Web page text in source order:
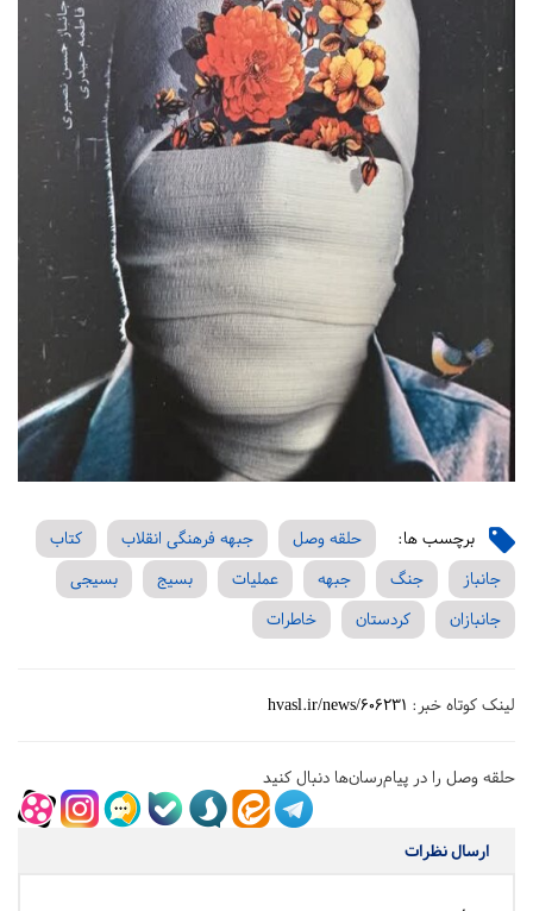
برچسب ها: حلقه وصل جبهه فرهنگی انقلاب
کتاب
جانباز
جنگ جبهه عملیات بسیج
بسیجی
جانبازان
کردستان خاطرات
لینک کوتاه خبر: hvasl.ir/news/606231
حلقه وصل را در پیام‌رسان‌ها دنبال کنید
ارسال نظرات